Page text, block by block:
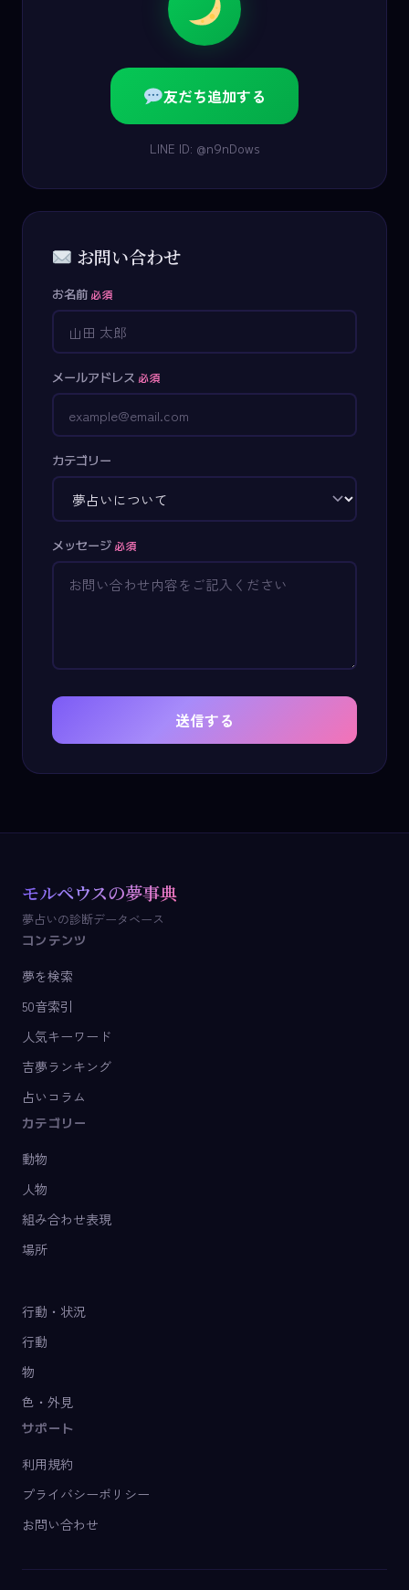
友だち追加する
LINE ID: @n9nDows
お問い合わせ
お名前 必須
メールアドレス 必須
カテゴリー
メッセージ 必須
送信する
モルペウスの夢事典
夢占いの診断データベース
コンテンツ
夢を検索
50音索引
人気キーワード
吉夢ランキング
占いコラム
カテゴリー
動物
人物
組み合わせ表現
場所
行動・状況
行動
物
色・外見
サポート
利用規約
プライバシーポリシー
お問い合わせ